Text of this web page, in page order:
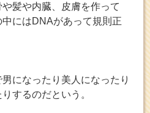
髪や内臓、皮膚を作って
にはDNAがあって規則正
になったり美人になったり
するのだという。